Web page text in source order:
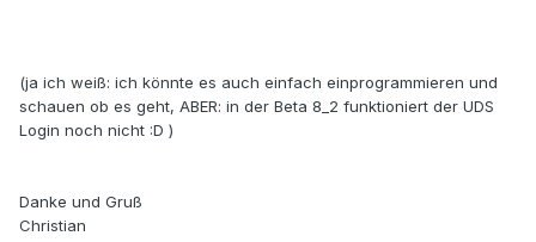
(ja ich weiß: ich könnte es auch einfach einprogrammieren und
schauen ob es geht, ABER: in der Beta 8_2 funktioniert der UDS
Login noch nicht :D )
Danke und Gruß
Christian